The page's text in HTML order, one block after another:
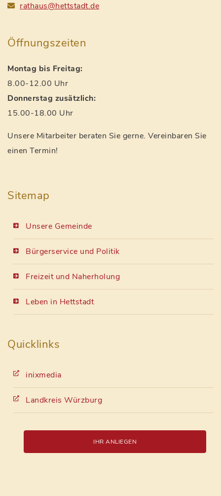
rathaus@hettstadt.de
Öffnungszeiten
Montag bis Freitag:
8.00-12.00 Uhr
Donnerstag zusätzlich:
15.00-18.00 Uhr
Unsere Mitarbeiter beraten Sie gerne. Vereinbaren Sie
einen Termin!
Sitemap
Unsere Gemeinde
Bürgerservice und Politik
Freizeit und Naherholung
Leben in Hettstadt
Quicklinks
inixmedia
Landkreis Würzburg
IHR ANLIEGEN